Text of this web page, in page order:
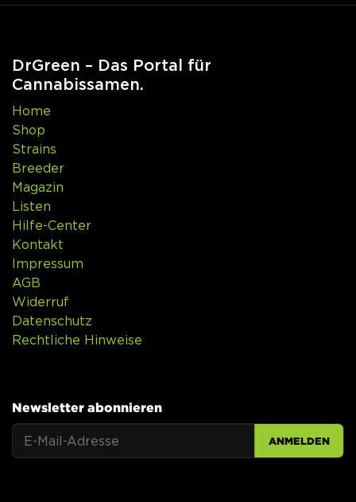
DrGreen – Das Portal für
Cannabissamen.
Home
Shop
Strains
Breeder
Magazin
Listen
Hilfe-Center
Kontakt
Impressum
AGB
Widerruf
Datenschutz
Rechtliche Hinweise
Newsletter abonnieren
ANMELDEN